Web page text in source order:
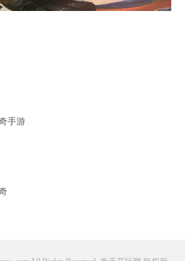
手游